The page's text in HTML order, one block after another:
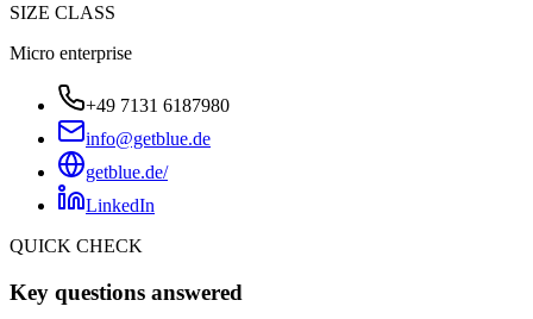
SIZE CLASS
Micro enterprise
+49 7131 6187980
info@getblue.de
getblue.de/
LinkedIn
QUICK CHECK
Key questions answered